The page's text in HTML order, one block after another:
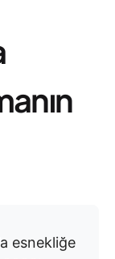
esnekliğe